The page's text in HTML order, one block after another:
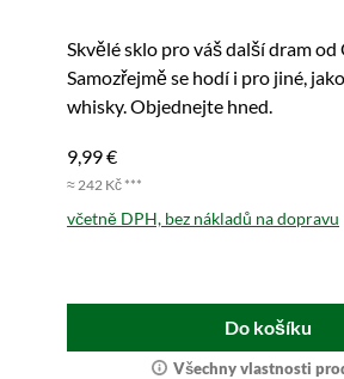
Skvělé sklo pro váš další dram od
Samozřejmě se hodí i pro jiné,
whisky. Objednejte hned.
9,99 €
≈ 242 Kč ***
včetně DPH, bez nákladů na dopravu
Do košíku
Všechny vlastnosti